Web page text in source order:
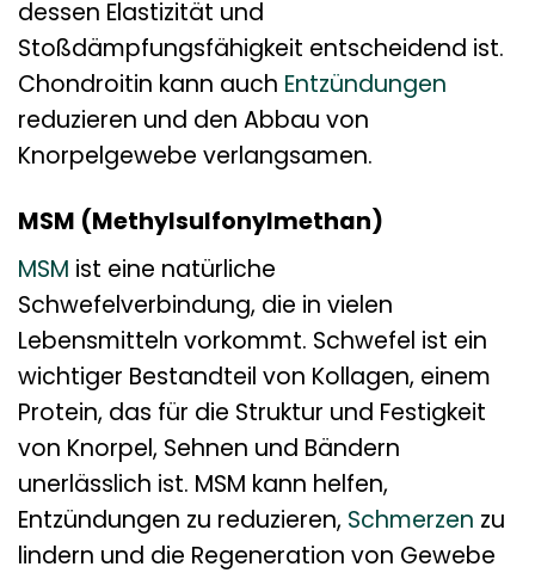
dessen Elastizität und
Stoßdämpfungsfähigkeit entscheidend ist.
Chondroitin kann auch Entzündungen
reduzieren und den Abbau von
Knorpelgewebe verlangsamen.
MSM (Methylsulfonylmethan)
MSM ist eine natürliche
Schwefelverbindung, die in vielen
Lebensmitteln vorkommt. Schwefel ist ein
wichtiger Bestandteil von Kollagen, einem
Protein, das für die Struktur und Festigkeit
von Knorpel, Sehnen und Bändern
unerlässlich ist. MSM kann helfen,
Entzündungen zu reduzieren, Schmerzen zu
lindern und die Regeneration von Gewebe